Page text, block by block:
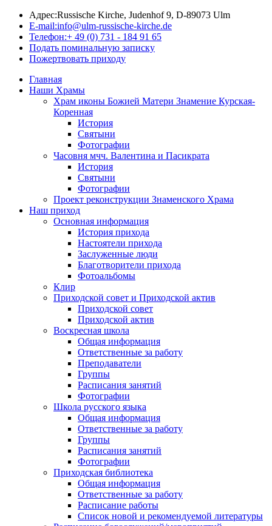
Адрес:Russische Kirche, Judenhof 9, D-89073 Ulm
E-mail:info@ulm-russische-kirche.de
Телефон:+ 49 (0) 731 - 184 91 65
Подать поминальную записку
Пожертвовать приходу
Главная
Наши Храмы
Храм иконы Божией Матери Знамение Курская-
Коренная
История
Святыни
Фотографии
Часовня мчч. Валентина и Пасикрата
История
Святыни
Фотографии
Проект реконструкции Знаменского Храма
Наш приход
Основная информация
История прихода
Настоятели прихода
Заслуженные люди
Благотворители прихода
Фотоальбомы
Клир
Приходской совет и Приходской актив
Приходской совет
Приходской актив
Воскресная школа
Общая информация
Ответственные за работу
Преподаватели
Группы
Расписания занятий
Фотографии
Школа русского языка
Общая информация
Ответственные за работу
Группы
Расписания занятий
Фотографии
Приходская библиотека
Общая информация
Ответственные за работу
Расписание работы
Список новой и рекомендуемой литературы